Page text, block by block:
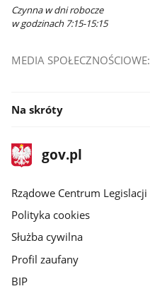
Czynna w dni robocze
w godzinach 7:15-15:15
MEDIA SPOŁECZNOŚCIOWE:
Na skróty
stopka
gov.plStrona
gov.pl
Rządowe Centrum Legislacji
Polityka cookies
Służba cywilna
Profil zaufany
BIP